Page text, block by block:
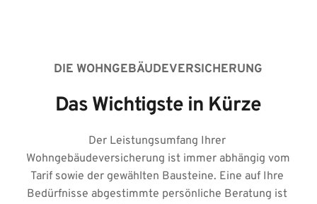
DIE WOHNGEBÄUDEVERSICHERUNG
Das Wichtigste in Kürze
Der Leistungsumfang Ihrer
Wohngebäudeversicherung ist immer abhängig vom
Tarif sowie der gewählten Bausteine. Eine auf Ihre
Bedürfnisse abgestimmte persönliche Beratung ist